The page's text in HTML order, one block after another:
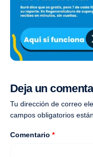
Deja un
Tu dirección de correo
campos obligatorios
Comentario *